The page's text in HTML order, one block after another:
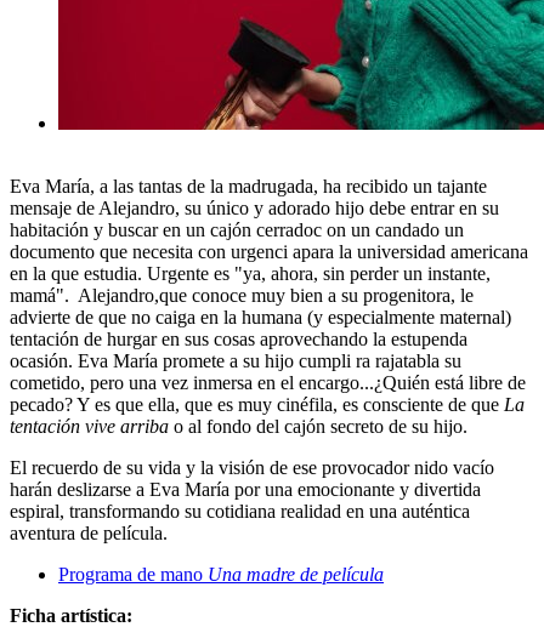
Eva María, a las tantas de la madrugada, ha recibido un tajante
mensaje de Alejandro, su único y adorado hijo debe entrar en su
habitación y buscar en un cajón cerradoc on un candado un
documento que necesita con urgenci apara la universidad americana
en la que estudia. Urgente es "ya, ahora, sin perder un instante,
mamá". Alejandro,que conoce muy bien a su progenitora, le
advierte de que no caiga en la humana (y especialmente maternal)
tentación de hurgar en sus cosas aprovechando la estupenda
ocasión. Eva María promete a su hijo cumpli ra rajatabla su
cometido, pero una vez inmersa en el encargo...¿Quién está libre de
pecado? Y es que ella, que es muy cinéfila, es consciente de que La
tentación vive arriba o al fondo del cajón secreto de su hijo.
El recuerdo de su vida y la visión de ese provocador nido vacío
harán deslizarse a Eva María por una emocionante y divertida
espiral, transformando su cotidiana realidad en una auténtica
aventura de película.
Programa de mano Una madre de película
Ficha artística: